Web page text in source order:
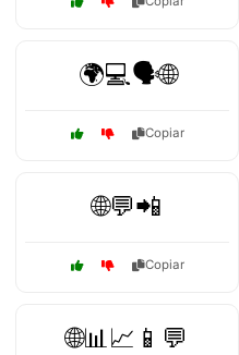
🌍💻🗣️🌐
Copiar
🌐💬📲
Copiar
🌐📊📈📱💬